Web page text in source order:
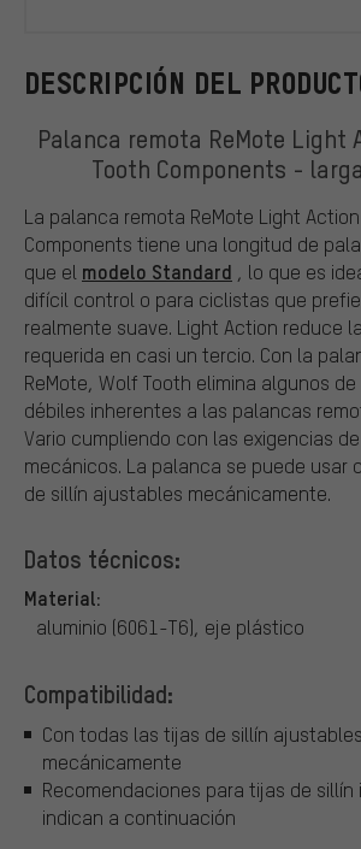
DESCRIPCIÓN DEL
Palanca remota ReMote Light
Tooth Components -
La palanca remota ReMote Light
Components tiene una longitud de
que el modelo Standard , lo que es
difícil control o para ciclistas que
realmente suave. Light Action reduce
requerida en casi un tercio. Con la
ReMote, Wolf Tooth elimina algunos
débiles inherentes a las palancas
Vario cumpliendo con las exigencias
mecánicos. La palanca se puede usar
de sillín ajustables mecánicamente.
Datos técnicos:
Material:
aluminio (6061-T6), eje plástico
Compatibilidad:
Con todas las tijas de sillín
mecánicamente
Recomendaciones para tijas de sillín
indican a continuación